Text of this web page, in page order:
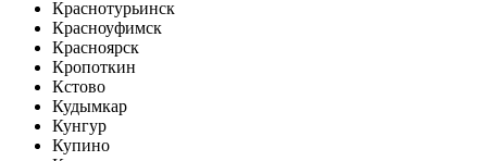
Краснотурьинск
Красноуфимск
Красноярск
Кропоткин
Кстово
Кудымкар
Кунгур
Купино